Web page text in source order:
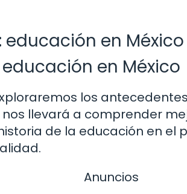
educación en
en México
los
llevará a comprender
de la educación en el
Anuncios